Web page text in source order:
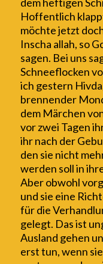
Hoffentlich
möchte jetzt
Inscha allah, so
sagen. Bei uns
Schneeflocken
ich gestern H
brennender
dem Märchen
vor zwei Tagen
ihr nach der
den sie nicht
werden soll in
Aber obwohl
und sie eine
für die
gelegt. Das ist
Ausland gehen
erst tun, wenn